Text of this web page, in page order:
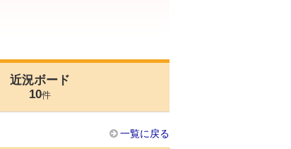
近況ボード
10件
一覧に戻る